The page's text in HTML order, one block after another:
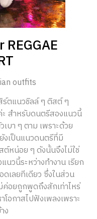
REGGAE
outfits
ตแนวชิลล์ ๆ ติสต์ ๆ
ะ สำหรับดนตรีสองแนวนี้
บา ๆ ตาม เพราะด้วย
เป็นแนวดนตรีที่มี
หน่อย ๆ ดังนั้นจึงไม่ใช่
วนี้ระหว่างทำงาน เรียก
เลยทีเดียว ซึ่งในส่วน
ค่อยถูกพูดถึงสักเท่าไหร่
โอกาสไปฟังเพลงเพราะ
ง